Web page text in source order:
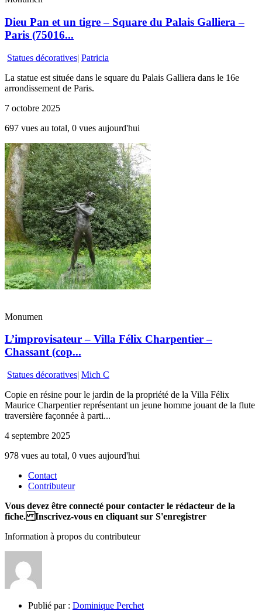
Dieu Pan et un tigre – Square du Palais Galliera –
Paris (75016...
Statues décoratives| Patricia
La statue est située dans le square du Palais Galliera dans le 16e
arrondissement de Paris.
7 octobre 2025
697 vues au total, 0 vues aujourd'hui
Monumen
L’improvisateur – Villa Félix Charpentier –
Chassant (cop...
Statues décoratives| Mich C
Copie en résine pour le jardin de la propriété de la Villa Félix
Maurice Charpentier représentant un jeune homme jouant de la flute
traversière façonnée à parti...
4 septembre 2025
978 vues au total, 0 vues aujourd'hui
Contact
Contributeur
Vous devez être connecté pour contacter le rédacteur de la
fiche. Inscrivez-vous en cliquant sur S'enregistrer
Information à propos du contributeur
Publié par : Dominique Perchet